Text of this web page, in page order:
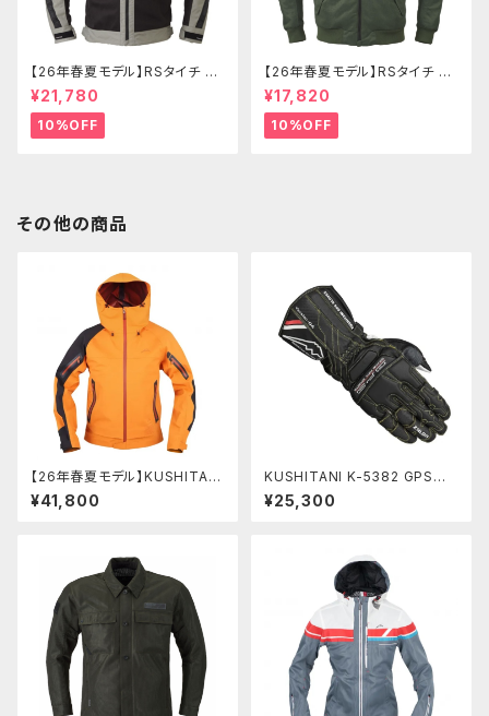
【26年春夏モデル】RSタイチ RS
J345 トルクエアージャケット
¥21,780
10%OFF
【26年春夏モデル】RSタイチ RS
J351 エアーフライトジャケット
¥17,820
10%OFF
その他の商品
【26年春夏モデル】KUSHITANI
K-2451 3.0フレキシブルジャケ
ット
¥41,800
KUSHITANI K-5382 GPSグ
ローブⅣ
¥25,300